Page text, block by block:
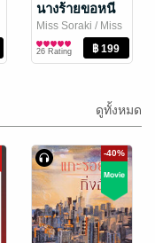
นางร้ายขอหนี
ไปซบอกอ๋องผู้
ชั่วร้าย
Miss Soraki / Miss
Soraki/ นุสรฏิยา
นิยายรักจีนโบราณ
26 Rating
ดูทั้งหมด
-40%